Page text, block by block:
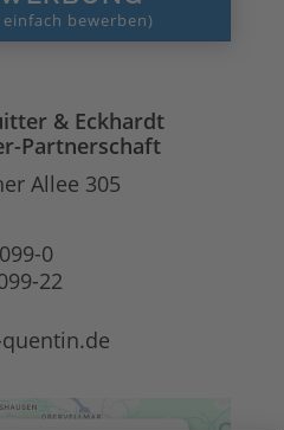
& Eckhardt
Partnerschaft
Allee 305
0
22